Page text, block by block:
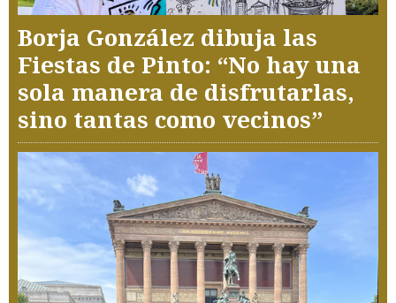
Borja González dibuja las
Fiestas de Pinto: “No hay una
sola manera de disfrutarlas,
sino tantas como vecinos”